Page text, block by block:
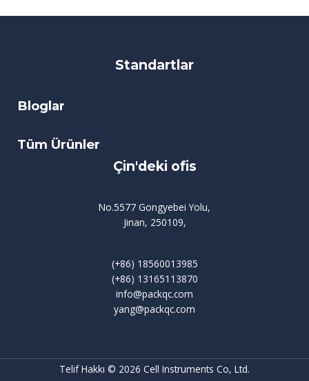
Standartlar
Bloglar
Tüm Ürünler
Çin'deki ofis
No.5577 Gongyebei Yolu,
Jinan, 250109,
(+86) 18560013985
(+86) 13165113870
info@packqc.com
yang@packqc.com
Telif Hakkı © 2026 Cell Instruments Co, Ltd.